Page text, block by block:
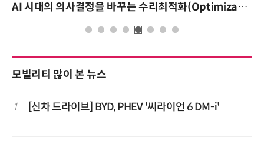
AI 시대의 의사결정을 바꾸는 수리최적화(Optimization): 실제 산업 적용 사례와 활용 전략
모빌리티 많이 본 뉴스
1 [신차 드라이브] BYD, PHEV '씨라이언 6 DM-i'